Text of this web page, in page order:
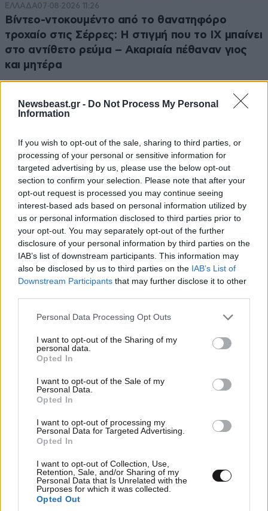
Newsbeast.gr - Do Not Process My Personal
Information
If you wish to opt-out of the sale, sharing to third parties, or
processing of your personal or sensitive information for
targeted advertising by us, please use the below opt-out
section to confirm your selection. Please note that after your
opt-out request is processed you may continue seeing
interest-based ads based on personal information utilized by
us or personal information disclosed to third parties prior to
your opt-out. You may separately opt-out of the further
disclosure of your personal information by third parties on the
IAB’s list of downstream participants. This information may
also be disclosed by us to third parties on the IAB’s List of
Downstream Participants that may further disclose it to other
Please note that this website/app uses one or more Google
not limited to your visit or usage behaviour. You may click to
grant or deny consent to Google and its third-party tags to
use your data for below specified purposes in below Google
consent section.
Personal Data Processing Opt Outs
I want to opt-out of the Sharing of my
personal data.
Opted In
I want to opt-out of the Sale of my
Personal Data.
Opted In
I want to opt-out of processing my
Personal Data for Targeted Advertising.
Opted In
I want to opt-out of Collection, Use,
Retention, Sale, and/or Sharing of my
Personal Data that Is Unrelated with the
Purposes for which it was collected.
Opted Out
ΕΛΛΑΔΑ07·08·2026 11:26
Βίντεο-ντοκουμέντο από το θανατηφόρο
τροχαίο στις Σέρρες: Η στιγμή που το ΙΧ μπαίνει
στο αντίθετο ρεύμα – Ακαριαία πέθαναν γιος
και μητέρα